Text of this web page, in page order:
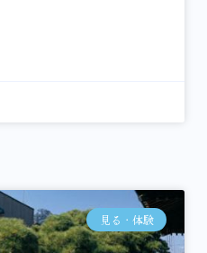
見る・体験